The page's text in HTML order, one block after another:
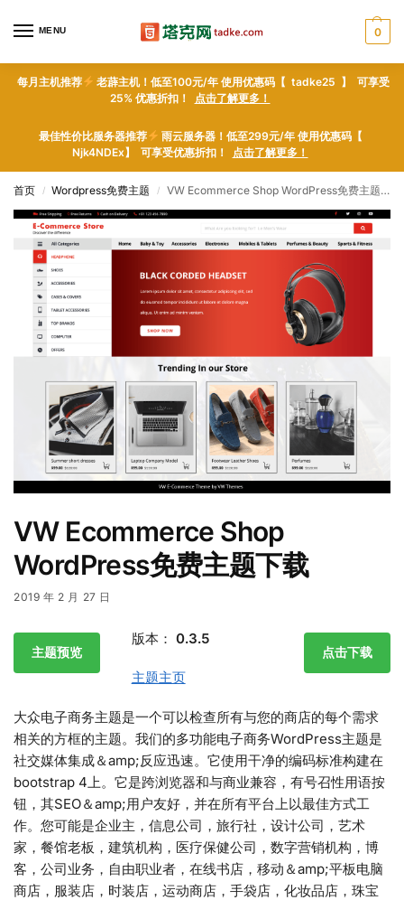
MENU 0
每月主机推荐
老薜主机！低至100元/年 使用优惠码【 tadke25 】 可享受
25% 优惠折扣！ 点击了解更多！
最佳性价比服务器推荐
雨云服务器！低至299元/年 使用优惠码【
Njk4NDEx】 可享受优惠折扣！ 点击了解更多！
首页 / Wordpress免费主题 / VW Ecommerce Shop WordPress免费主题下载
VW Ecommerce Shop
WordPress免费主题下载
2019 年 2 月 27 日
主题预览 点击下载
版本： 0.3.5
主题主页
大众电子商务主题是一个可以检查所有与您的商店的每个需求
相关的方框的主题。我们的多功能电子商务WordPress主题是
社交媒体集成＆amp;反应迅速。它使用干净的编码标准构建在
bootstrap 4上。它是跨浏览器和与商业兼容，有号召性用语按
钮，其SEO＆amp;用户友好，并在所有平台上以最佳方式工
作。您可能是企业主，信息公司，旅行社，设计公司，艺术
家，餐馆老板，建筑机构，医疗保健公司，数字营销机构，博
客，公司业务，自由职业者，在线书店，移动＆amp;平板电脑
商店，服装店，时装店，运动商店，手袋店，化妆品店，珠宝